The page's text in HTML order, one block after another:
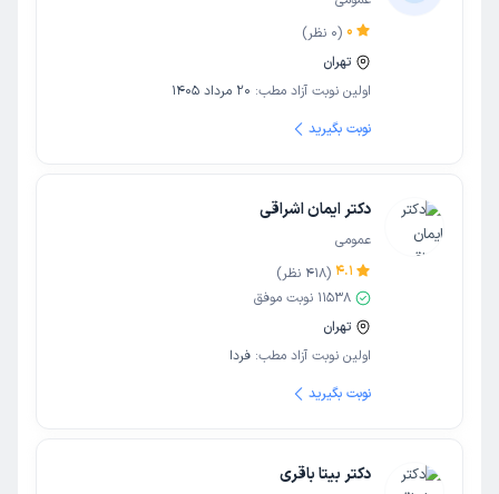
0
(
0 نظر)
تهران
اولین نوبت آزاد مطب: 20 مرداد 1405
نوبت بگیرید
دکتر ایمان اشراقی
عمومی
4.1
(
418 نظر)
11538 نوبت موفق
تهران
اولین نوبت آزاد مطب: فردا
نوبت بگیرید
دکتر بیتا باقری